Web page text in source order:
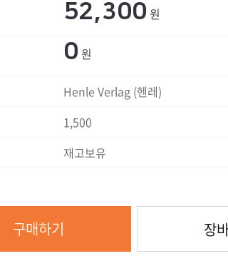
52,300 원
0 원
Henle Verlag (헨레)
1,500
재고보유
구매하기 장